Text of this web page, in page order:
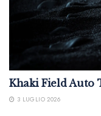
Khaki Field Auto
3 LUGLIO 2026